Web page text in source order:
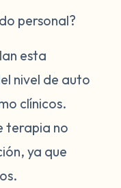
personal?
esta
nivel de auto
clínicos.
terapia no
ya que